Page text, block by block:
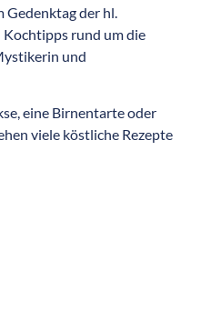
Gedenktag der hl.
rund um die
und
eine Birnentarte oder
viele köstliche Rezepte